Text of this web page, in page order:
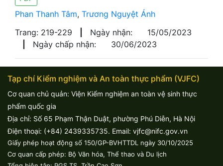
Phan Thanh Tâm, Trương Nguyệt Ánh
Trang: 219-229
Ngày nhận:
15/05/2023
Ngày chấp nhận: 30/06/2023
Tạp chí Kiểm nghiệm và An toàn thực phẩm (VJFC)
Cơ quan chủ quản: Viện Kiểm nghiệm an toàn vệ sinh thực
phẩm quốc gia
Địa chỉ: Số 65 Phạm Thận Duật, phường Phú Diễn, Hà Nội
Điện thoại: (+84) 2439335735. Email: vjfc@nifc.gov.vn
Giấy phép hoạt động số 150/GP-BVHTTDL ngày 30/10/2025
Cơ quan cấp phép: Bộ Văn hóa, Thể thao và Du lịch